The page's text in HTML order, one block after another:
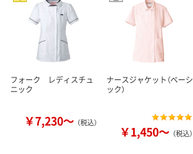
フォーク レディスチュ
ニック
￥7,230～ （税込）
ナースジャケット（ベーシ
ック）
￥1,450～ （税込）